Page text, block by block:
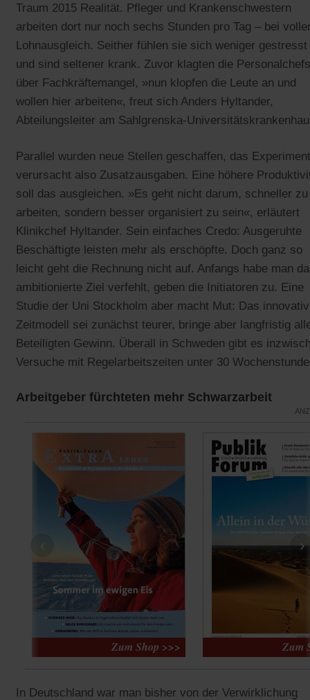
Traum 2015 Realität. Pfleger und Krankenschwestern
arbeiten dort nur noch sechs Stunden pro Tag – bei
Lohnausgleich. Seither fühlen sie sich weniger gestresst
und sind seltener krank. Zuvor klagten die Personalchefs
über Fachkräftemangel, »nun klopfen die Leute an und
wollen hier arbeiten«, freut sich Anders Hyltander,
Abteilungsleiter am Sahlgrenska-
Parallel wurden neue Stellen geschaffen, das Experiment
verursacht also Zusatzausgaben. Eine höhere
soll das ausgleichen. »Es geht nicht darum, schneller zu
arbeiten, sondern besser organisiert zu sein«, erläutert
Klinikchef Hyltander. Sein einfaches Credo: Ausgeruhte
Beschäftigte leisten mehr als erschöpfte. Doch ganz so
leicht geht die Rechnung nicht auf. Anfangs habe man
ambitionierte Ziel verfehlt, geben die Initiatoren zu. Eine
Studie der Uni Stockholm aber macht Mut: Das
Zeitmodell sei zunächst teurer, bringe aber langfristig
Beteiligten Gewinn. Überall in Schweden gibt es
Versuche mit Regelarbeitszeiten unter 30
Arbeitgeber fürchteten mehr Schwarzarbeit
‹ ›
In Deutschland war man bisher von der Verwirklichung